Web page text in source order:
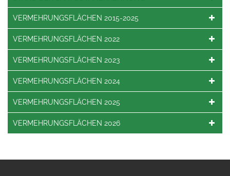
VERMEHRUNGSFLÄCHEN 2015-2025
VERMEHRUNGSFLÄCHEN 2022
VERMEHRUNGSFLÄCHEN 2023
VERMEHRUNGSFLÄCHEN 2024
VERMEHRUNGSFLÄCHEN 2025
VERMEHRUNGSFLÄCHEN 2026